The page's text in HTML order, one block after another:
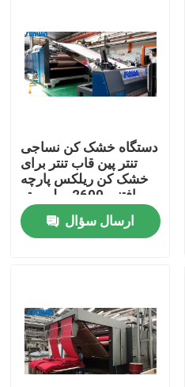
اطلاعات تماس
محصولات
دستگاه استنتر هوای گرم
دستگاه استنتر فابریک
دستگاه تنظیم حرارت پارچه
ماشین تکمیل نساجی
دستگاه خشک کن نساجی
تنتر پین قاب تنتر برای
خشک کن ریلکس پارچه
بافتنی 2600 میلی متر
ارسال سؤال